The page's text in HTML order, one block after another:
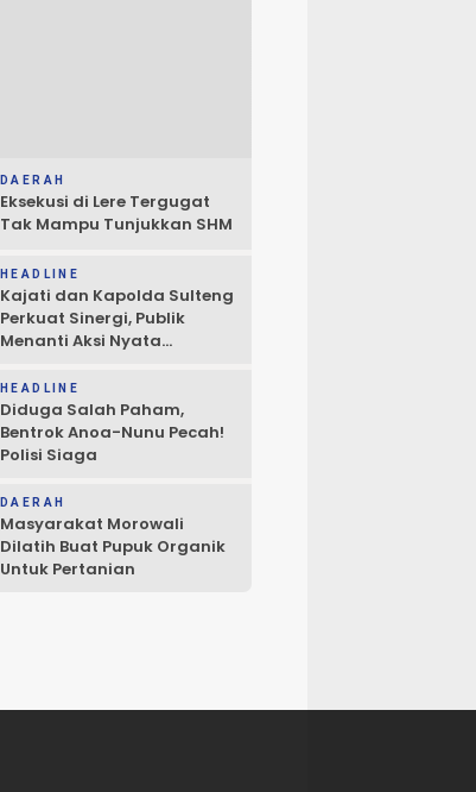
DAERAH
Eksekusi di Lere Tergugat
Tak Mampu Tunjukkan SHM
HEADLINE
Kajati dan Kapolda Sulteng
Perkuat Sinergi, Publik
Menanti Aksi Nyata
HEADLINE
Diduga Salah Paham,
Bentrok Anoa-Nunu Pecah!
Polisi Siaga
DAERAH
Masyarakat Morowali
Dilatih Buat Pupuk Organik
Untuk Pertanian